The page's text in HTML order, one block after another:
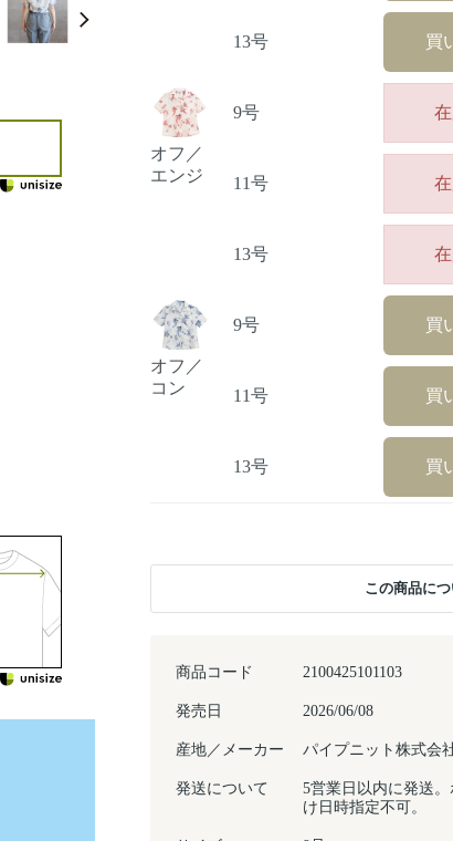
商品コード 2100425101103
発売日 2026/06/08
産地／メーカー パイプニット株式会
発送について
5営業日以内に発送
け日時指定不可。
13号 買
オフ／
エンジ
9号
11号
13号
オフ／
コン
9号 買
11号 買
13号 買
この商品に